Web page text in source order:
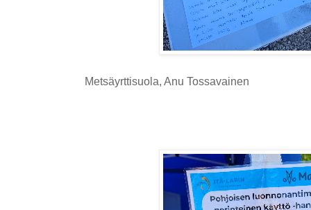
Metsäyrttisuola, Anu Tossavainen